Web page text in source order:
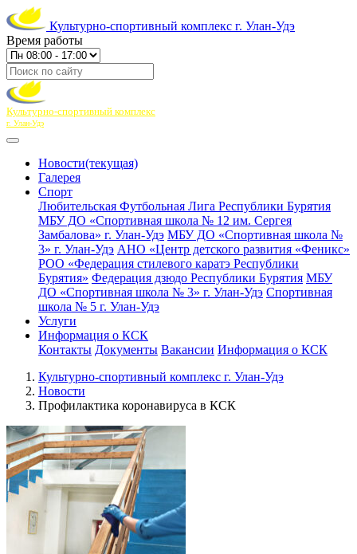
Культурно-спортивный комплекс г. Улан-Удэ
Время работы
Культурно-спортивный комплекс
г. Улан-Удэ
Новости(текущая)
Галерея
Спорт
Любительская Футбольная Лига Республики Бурятия
МБУ ДО «Спортивная школа № 12 им. Сергея
Замбалова» г. Улан-Удэ МБУ ДО «Спортивная школа №
3» г. Улан-Удэ АНО «Центр детского развития «Феникс»
РОО «Федерация стилевого каратэ Республики
Бурятия» Федерация дзюдо Республики Бурятия МБУ
ДО «Спортивная школа № 3» г. Улан-Удэ Спортивная
школа № 5 г. Улан-Удэ
Услуги
Информация о КСК
Контакты Документы Вакансии Информация о КСК
Культурно-спортивный комплекс г. Улан-Удэ
Новости
Профилактика коронавируса в КСК